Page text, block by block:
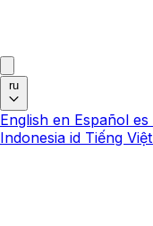
ru
English en Español es
Indonesia id Tiếng Việt